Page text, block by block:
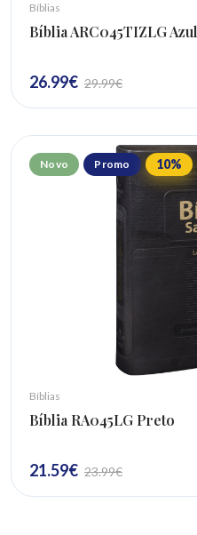
Bíblias
Bíblia ARC045TIZLG Azul
26.99€ 29.99€
Novo Promo 10%
Bíblias
Bíblia RA045LG Preto
21.59€ 23.99€